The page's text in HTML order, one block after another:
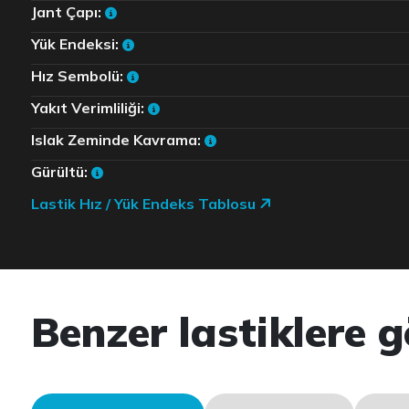
Jant Çapı:
Yük Endeksi:
Hız Sembolü:
Yakıt Verimliliği:
Islak Zeminde Kavrama:
Gürültü:
Lastik Hız / Yük Endeks Tablosu
Benzer lastiklere